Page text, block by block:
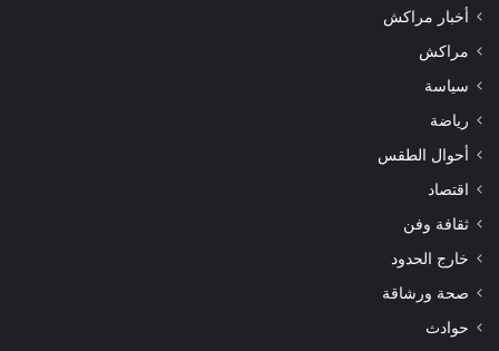
أخبار مراكش
مراكش
سياسة
رياضة
أحوال الطقس
اقتصاد
ثقافة وفن
خارج الحدود
صحة ورشاقة
حوادث